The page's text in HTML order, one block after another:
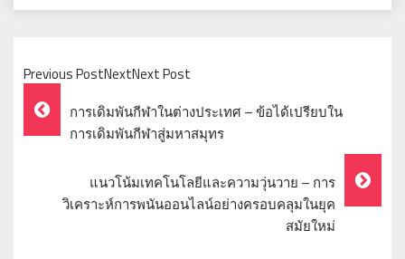
Previous PostNextNext Post
Post
Navigation
การเดิมพันกีฬาในต่างประเทศ – ข้อได้เปรียบใน
การเดิมพันกีฬาสู่มหาสมุทร
แนวโน้มเทคโนโลยีและความวุ่นวาย – การ
วิเคราะห์การพนันออนไลน์อย่างครอบคลุมในยุค
สมัยใหม่